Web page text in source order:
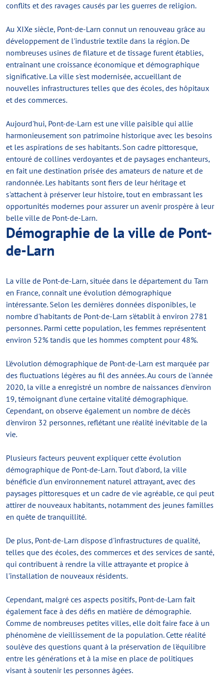
conflits et des ravages causés par les guerres de religion.
Au XIXe siècle, Pont-de-Larn connut un renouveau grâce au
développement de l'industrie textile dans la région. De
nombreuses usines de filature et de tissage furent établies,
entraînant une croissance économique et démographique
significative. La ville s'est modernisée, accueillant de
nouvelles infrastructures telles que des écoles, des hôpitaux
et des commerces.
Aujourd'hui, Pont-de-Larn est une ville paisible qui allie
harmonieusement son patrimoine historique avec les besoins
et les aspirations de ses habitants. Son cadre pittoresque,
entouré de collines verdoyantes et de paysages enchanteurs,
en fait une destination prisée des amateurs de nature et de
randonnée. Les habitants sont fiers de leur héritage et
s'attachent à préserver leur histoire, tout en embrassant les
opportunités modernes pour assurer un avenir prospère à leur
belle ville de Pont-de-Larn.
Démographie de la ville de Pont-
de-Larn
La ville de Pont-de-Larn, située dans le département du Tarn
en France, connaît une évolution démographique
intéressante. Selon les dernières données disponibles, le
nombre d'habitants de Pont-de-Larn s'établit à environ 2781
personnes. Parmi cette population, les femmes représentent
environ 52% tandis que les hommes comptent pour 48%.
L'évolution démographique de Pont-de-Larn est marquée par
des fluctuations légères au fil des années. Au cours de l'année
2020, la ville a enregistré un nombre de naissances d'environ
19, témoignant d'une certaine vitalité démographique.
Cependant, on observe également un nombre de décès
d'environ 32 personnes, reflétant une réalité inévitable de la
vie.
Plusieurs facteurs peuvent expliquer cette évolution
démographique de Pont-de-Larn. Tout d'abord, la ville
bénéficie d'un environnement naturel attrayant, avec des
paysages pittoresques et un cadre de vie agréable, ce qui peut
attirer de nouveaux habitants, notamment des jeunes familles
en quête de tranquillité.
De plus, Pont-de-Larn dispose d'infrastructures de qualité,
telles que des écoles, des commerces et des services de santé,
qui contribuent à rendre la ville attrayante et propice à
l'installation de nouveaux résidents.
Cependant, malgré ces aspects positifs, Pont-de-Larn fait
également face à des défis en matière de démographie.
Comme de nombreuses petites villes, elle doit faire face à un
phénomène de vieillissement de la population. Cette réalité
soulève des questions quant à la préservation de l'équilibre
entre les générations et à la mise en place de politiques
visant à soutenir les personnes âgées.